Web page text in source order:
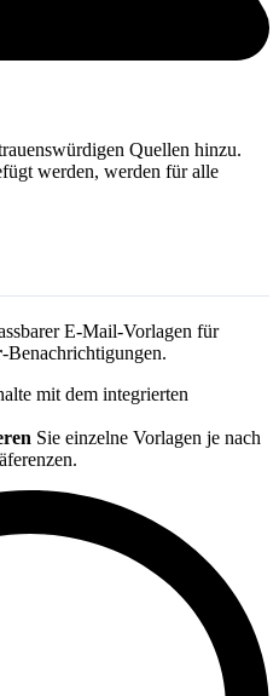
Quellen hinzu.
werden, werden für alle
E-Mail-Vorlagen für
-Benachrichtigungen.
mit dem integrierten
Sie einzelne Vorlagen je nach